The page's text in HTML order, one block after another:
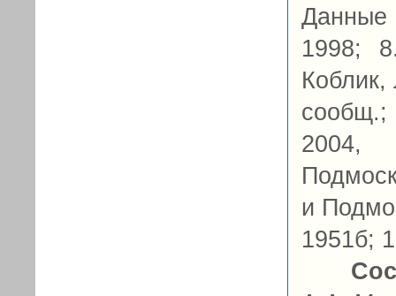
Данные
1998;
2004,
и
1951б;